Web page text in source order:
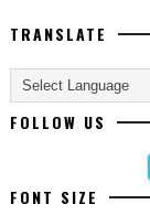
TRANSLATE
FOLLOW US
FONT SIZE